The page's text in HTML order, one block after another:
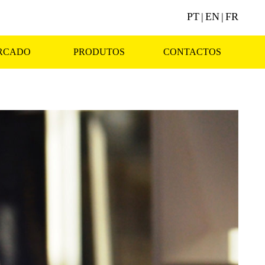
PT | EN | FR
PRODUTOS CONTACTOS